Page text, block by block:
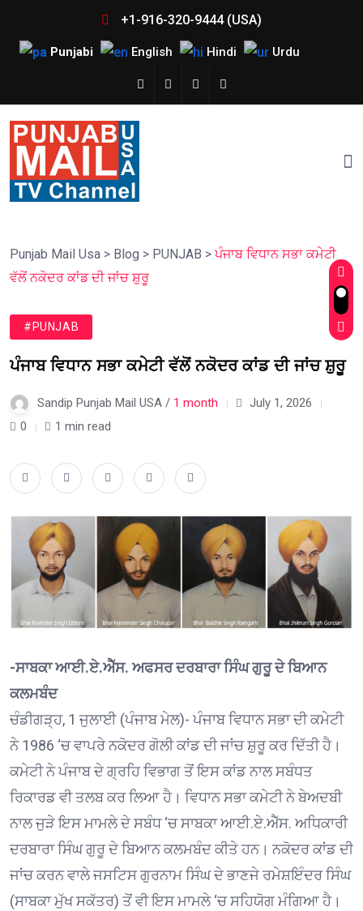
+1-916-320-9444 (USA)
Punjabi English Hindi Urdu
Punjab Mail Usa > Blog > PUNJAB >ਪੰਜਾਬ ਵਿਧਾਨ ਸਭਾ ਕਮੇਟੀ
ਵੱਲੋਂ ਨਕੋਦਰ ਕਾਂਡ ਦੀ ਜਾਂਚ ਸ਼ੁਰੂ
#PUNJAB
ਪੰਜਾਬ ਵਿਧਾਨ ਸਭਾ ਕਮੇਟੀ ਵੱਲੋਂ ਨਕੋਦਰ ਕਾਂਡ ਦੀ ਜਾਂਚ ਸ਼ੁਰੂ
Sandip Punjab Mail USA / 1 month
July 1, 2026
0
1 min read
-ਸਾਬਕਾ ਆਈ.ਏ.ਐੱਸ. ਅਫਸਰ ਦਰਬਾਰਾ ਸਿੰਘ ਗੁਰੂ ਦੇ ਬਿਆਨ
ਕਲਮਬੰਦ
ਚੰਡੀਗੜ੍ਹ, 1 ਜੁਲਾਈ (ਪੰਜਾਬ ਮੇਲ)- ਪੰਜਾਬ ਵਿਧਾਨ ਸਭਾ ਦੀ ਕਮੇਟੀ
ਨੇ 1986 ‘ਚ ਵਾਪਰੇ ਨਕੋਦਰ ਗੋਲੀ ਕਾਂਡ ਦੀ ਜਾਂਚ ਸ਼ੁਰੂ ਕਰ ਦਿੱਤੀ ਹੈ।
ਕਮੇਟੀ ਨੇ ਪੰਜਾਬ ਦੇ ਗ੍ਰਹਿ ਵਿਭਾਗ ਤੋਂ ਇਸ ਕਾਂਡ ਨਾਲ ਸਬੰਧਤ
ਰਿਕਾਰਡ ਵੀ ਤਲਬ ਕਰ ਲਿਆ ਹੈ। ਵਿਧਾਨ ਸਭਾ ਕਮੇਟੀ ਨੇ ਬੇਅਦਬੀ
ਨਾਲ ਜੁੜੇ ਇਸ ਮਾਮਲੇ ਦੇ ਸਬੰਧ ‘ਚ ਸਾਬਕਾ ਆਈ.ਏ.ਐੱਸ. ਅਧਿਕਾਰੀ
ਦਰਬਾਰਾ ਸਿੰਘ ਗੁਰੂ ਦੇ ਬਿਆਨ ਕਲਮਬੰਦ ਕੀਤੇ ਹਨ। ਨਕੋਦਰ ਕਾਂਡ ਦੀ
ਜਾਂਚ ਕਰਨ ਵਾਲੇ ਜਸਟਿਸ ਗੁਰਨਾਮ ਸਿੰਘ ਦੇ ਭਾਣਜੇ ਰਮੇਸ਼ਇੰਦਰ ਸਿੰਘ
(ਸਾਬਕਾ ਮੁੱਖ ਸਕੱਤਰ) ਤੋਂ ਵੀ ਇਸ ਮਾਮਲੇ ‘ਚ ਸਹਿਯੋਗ ਮੰਗਿਆ ਹੈ।